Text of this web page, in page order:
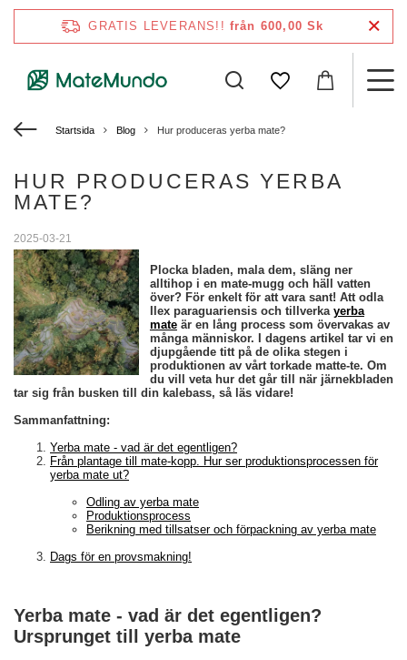
GRATIS LEVERANS!! från 600,00 Sk
Startsida Blog Hur produceras yerba mate?
HUR PRODUCERAS YERBA
MATE?
2025-03-21
Plocka bladen, mala dem, släng ner
alltihop i en mate-mugg och häll vatten
över? För enkelt för att vara sant! Att odla
Ilex paraguariensis och tillverka yerba
mateär en lång process som övervakas av
många människor. I dagens artikel tar vi en
djupgående titt på de olika stegen i
produktionen av vårt torkade matte-te. Om
du vill veta hur det går till när järnekbladen
tar sig från busken till din kalebass, så läs vidare!
Sammanfattning:
Yerba mate - vad är det egentligen?
Från plantage till mate-kopp. Hur ser produktionsprocessen för
yerba mate ut?
Odling av yerba mate
Produktionsprocess
Berikning med tillsatser och förpackning av yerba mate
Dags för en provsmakning!
Yerba mate - vad är det egentligen?
Ursprunget till yerba mate